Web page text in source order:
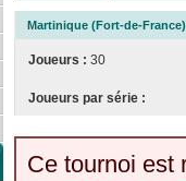
Martinique (Fort-de-
Joueurs : 30
Joueurs par série :
Ce tournoi est